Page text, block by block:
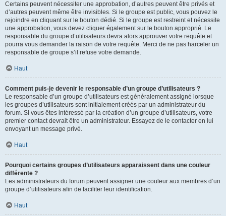
Certains peuvent nécessiter une approbation, d’autres peuvent être privés et
d’autres peuvent même être invisibles. Si le groupe est public, vous pouvez le
rejoindre en cliquant sur le bouton dédié. Si le groupe est restreint et nécessite
une approbation, vous devez cliquer également sur le bouton approprié. Le
responsable du groupe d’utilisateurs devra alors approuver votre requête et
pourra vous demander la raison de votre requête. Merci de ne pas harceler un
responsable de groupe s’il refuse votre demande.
Haut
Comment puis-je devenir le responsable d’un groupe d’utilisateurs ?
Le responsable d’un groupe d’utilisateurs est généralement assigné lorsque
les groupes d’utilisateurs sont initialement créés par un administrateur du
forum. Si vous êtes intéressé par la création d’un groupe d’utilisateurs, votre
premier contact devrait être un administrateur. Essayez de le contacter en lui
envoyant un message privé.
Haut
Pourquoi certains groupes d’utilisateurs apparaissent dans une couleur
différente ?
Les administrateurs du forum peuvent assigner une couleur aux membres d’un
groupe d’utilisateurs afin de faciliter leur identification.
Haut